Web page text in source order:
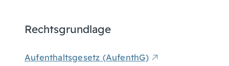
Rechtsgrundlage
Aufenthaltsgesetz (AufenthG)